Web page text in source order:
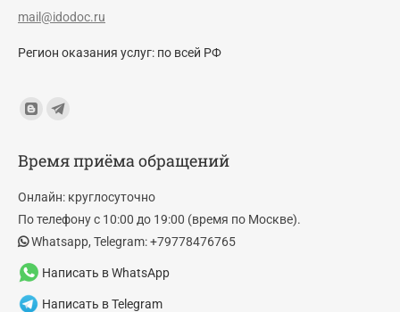
mail@idodoc.ru
Регион оказания услуг: по всей РФ
Find us on:
Blogger
opens
window
Telegram
opens
new
window
Время приёма обращений
Онлайн: круглосуточно
По телефону с 10:00 до 19:00 (время по Москве).
Whatsapp, Telegram: +79778476765
Написать в WhatsApp
Написать в Telegram